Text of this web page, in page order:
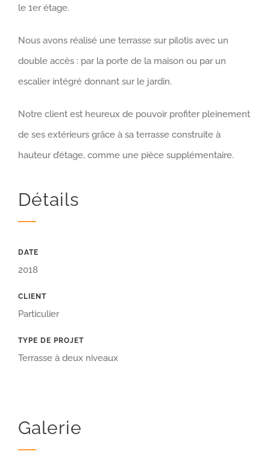
le 1er étage.
Nous avons réalisé une terrasse sur pilotis avec un
double accès : par la porte de la maison ou par un
escalier intégré donnant sur le jardin.
Notre client est heureux de pouvoir profiter pleinement
de ses extérieurs grâce à sa terrasse construite à
hauteur d’étage, comme une pièce supplémentaire.
Détails
DATE
2018
CLIENT
Particulier
TYPE DE PROJET
Terrasse à deux niveaux
Galerie